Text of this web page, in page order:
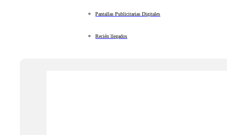
Pantallas Publicitarias Digitales
Recién llegados